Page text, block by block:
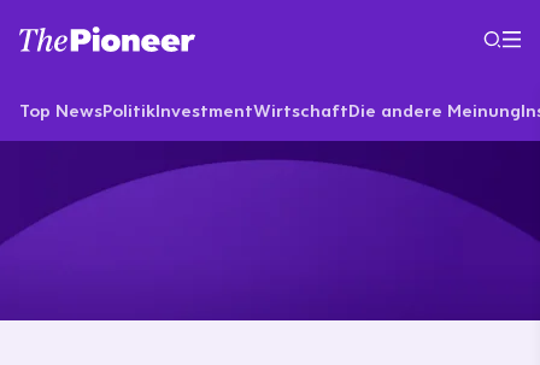
Top NewsPolitikInvestmentWirtschaftDie andere Meinung